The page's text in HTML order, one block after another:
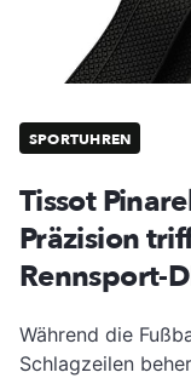
SPORTUHREN
Tissot
Präzision
Rennsport-
Während die
Schlagzeilen